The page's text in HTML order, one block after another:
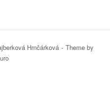
Hrnčárková
Theme by